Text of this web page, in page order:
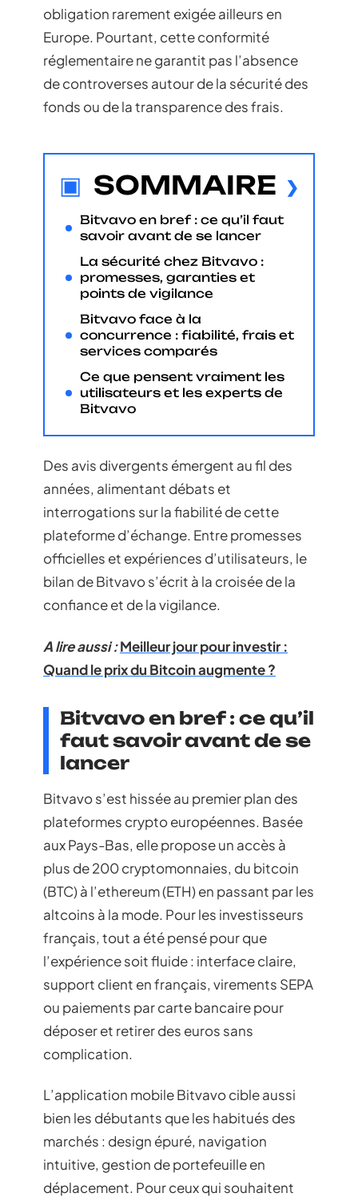
obligation rarement exigée ailleurs en
Europe. Pourtant, cette conformité
réglementaire ne garantit pas l’absence
de controverses autour de la sécurité des
fonds ou de la transparence des frais.
SOMMAIRE
Bitvavo en bref : ce qu’il faut
savoir avant de se lancer
La sécurité chez Bitvavo :
promesses, garanties et
points de vigilance
Bitvavo face à la
concurrence : fiabilité, frais et
services comparés
Ce que pensent vraiment les
utilisateurs et les experts de
Bitvavo
Des avis divergents émergent au fil des
années, alimentant débats et
interrogations sur la fiabilité de cette
plateforme d’échange. Entre promesses
officielles et expériences d’utilisateurs, le
bilan de Bitvavo s’écrit à la croisée de la
confiance et de la vigilance.
A lire aussi :Meilleur jour pour investir :
Quand le prix du Bitcoin augmente ?
Bitvavo en bref : ce qu’il
faut savoir avant de se
lancer
Bitvavo s’est hissée au premier plan des
plateformes crypto européennes. Basée
aux Pays-Bas, elle propose un accès à
plus de 200 cryptomonnaies, du bitcoin
(BTC) à l’ethereum (ETH) en passant par les
altcoins à la mode. Pour les investisseurs
français, tout a été pensé pour que
l’expérience soit fluide : interface claire,
support client en français, virements SEPA
ou paiements par carte bancaire pour
déposer et retirer des euros sans
complication.
L’application mobile Bitvavo cible aussi
bien les débutants que les habitués des
marchés : design épuré, navigation
intuitive, gestion de portefeuille en
déplacement. Pour ceux qui souhaitent